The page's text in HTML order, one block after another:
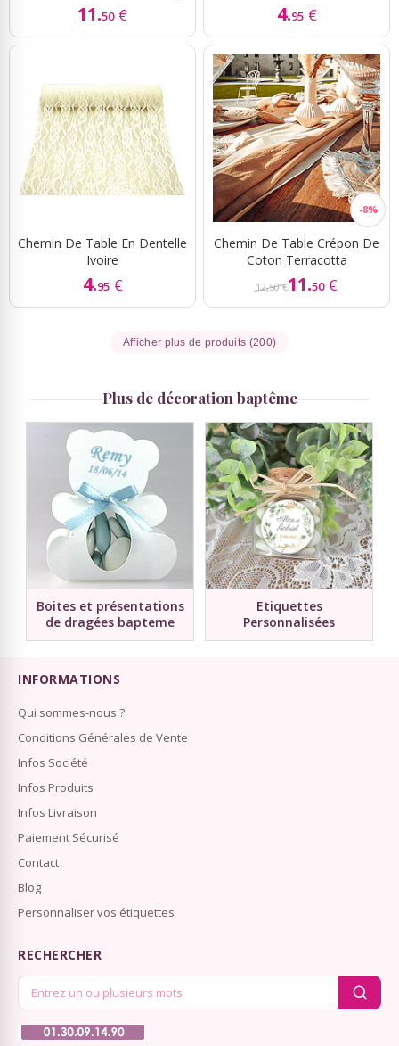
11.50 € 4.95 €
Chemin De Table En Dentelle
Ivoire
4.95 €
Chemin De Table Crépon De
Coton Terracotta
12,50 €11.50 €
Afficher plus de produits (200)
Plus de décoration baptême
Boites et présentations
de dragées bapteme
Etiquettes
Personnalisées
INFORMATIONS
Qui sommes-nous ?
Conditions Générales de Vente
Infos Société
Infos Produits
Infos Livraison
Paiement Sécurisé
Contact
Blog
Personnaliser vos étiquettes
RECHERCHER